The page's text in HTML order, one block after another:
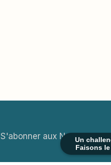
Un
Faisons
S'abonner aux News